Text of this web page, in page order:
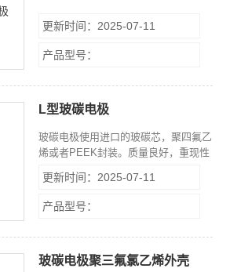
更新时间：2025-07-11
产品型号：
L型玻碳电极
玻碳电极使用进口的玻碳芯，聚四氟乙
烯或者PEEK封装。质量良好，重现性
更新时间：2025-07-11
产品型号：
玻碳电极聚三氟氯乙烯外壳